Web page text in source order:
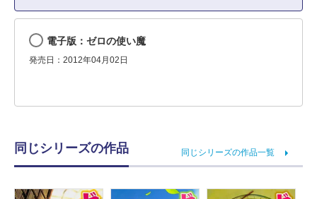
電子版：ゼロの使い魔
発売日：2012年04月02日
同じシリーズの作品 同じシリーズの作品一覧